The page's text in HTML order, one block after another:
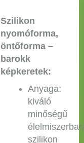
Szilikon
nyomóforma,
öntőforma –
barokk
képkeretek:
Anyaga:
kiváló
minőségű
szilikon